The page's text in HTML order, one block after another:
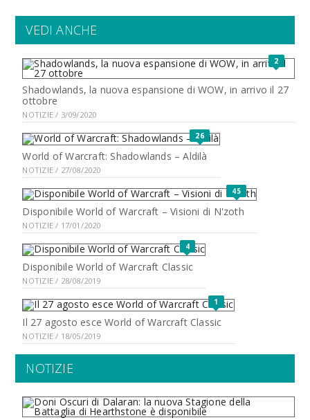
VEDI ANCHE
2
Shadowlands, la nuova espansione di WOW, in arrivo il 27
ottobre
NOTIZIE / 3/09/2020
26
World of Warcraft: Shadowlands – Aldilà
NOTIZIE / 27/08/2020
45
Disponibile World of Warcraft – Visioni di N'zoth
NOTIZIE / 17/01/2020
4
Disponibile World of Warcraft Classic
NOTIZIE / 28/08/2019
1
Il 27 agosto esce World of Warcraft Classic
NOTIZIE / 18/05/2019
NOTIZIE